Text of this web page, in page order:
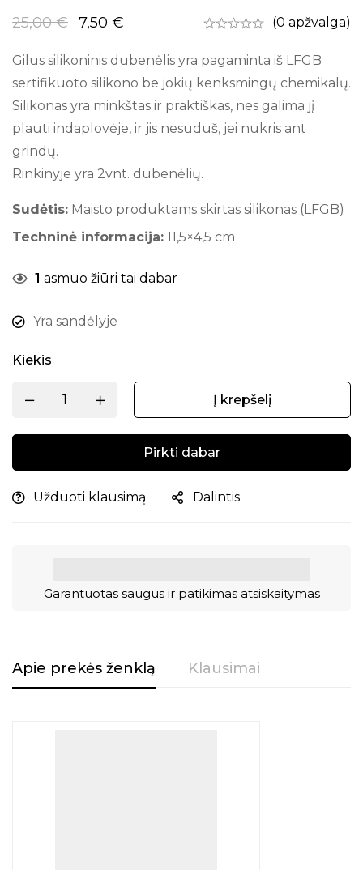
25,00€ 7,50 € (0 apžvalga)
Gilus silikoninis dubenėlis yra pagaminta iš LFGB
sertifikuoto silikono be jokių kenksmingų chemikalų.
Silikonas yra minkštas ir praktiškas, nes galima jį
plauti indaplovėje, ir jis nesuduš, jei nukris ant
grindų.
Rinkinyje yra 2vnt. dubenėlių.
Sudėtis: Maisto produktams skirtas silikonas (LFGB)
Techninė informacija: 11,5×4,5 cm
1 asmuo žiūri tai dabar
Yra sandėlyje
Kiekis
Į krepšelį
Pirkti dabar
Užduoti klausimą Dalintis
Garantuotas saugus ir patikimas atsiskaitymas
Apie prekės ženklą Klausimai